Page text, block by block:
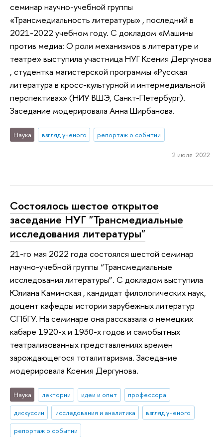
семинар научно-учебной группы
«Трансмедиальность литературы» , последний в
2021-2022 учебном году. С докладом «Машины
против медиа: О роли механизмов в литературе и
театре» выступила участница НУГ Ксения Дергунова
, студентка магистерской программы «Русская
литература в кросс-культурной и интермедиальной
перспективах» (НИУ ВШЭ, Санкт-Петербург).
Заседание модерировала Анна Ширбанова.
Наука взгляд ученого репортаж о событии
2 июля 2022
Состоялось шестое открытое
заседание НУГ "Трансмедиальные
исследования литературы"
21-го мая 2022 года состоялся шестой семинар
научно-учебной группы “Трансмедиальные
исследования литературы”. С докладом выступила
Юлиана Каминская , кандидат филологических наук,
доцент кафедры истории зарубежных литератур
СПбГУ. На семинаре она рассказала о немецких
кабаре 1920-х и 1930-х годов и самобытных
театрализованных представлениях времен
зарождающегося тоталитаризма. Заседание
модерировала Ксения Дергунова.
Наука лектории идеи и опыт
профессора
дискуссии
исследования и аналитика
взгляд ученого
репортаж о событии